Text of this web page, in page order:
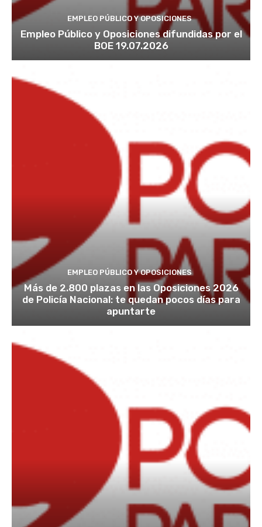
EMPLEO PÚBLICO Y OPOSICIONES
Empleo Público y Oposiciones difundidas por el
BOE 19.07.2026
EMPLEO PÚBLICO Y OPOSICIONES
Más de 2.800 plazas en las Oposiciones 2026
de Policía Nacional: te quedan pocos días para
apuntarte